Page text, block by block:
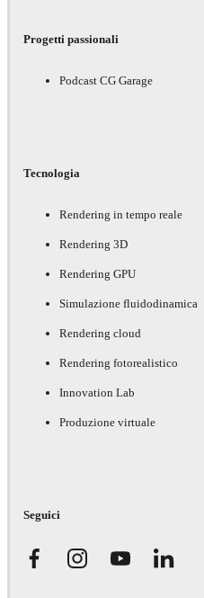
Progetti passionali
Podcast CG Garage
Tecnologia
Rendering in tempo reale
Rendering 3D
Rendering GPU
Simulazione fluidodinamica
Rendering cloud
Rendering fotorealistico
Innovation Lab
Produzione virtuale
Seguici